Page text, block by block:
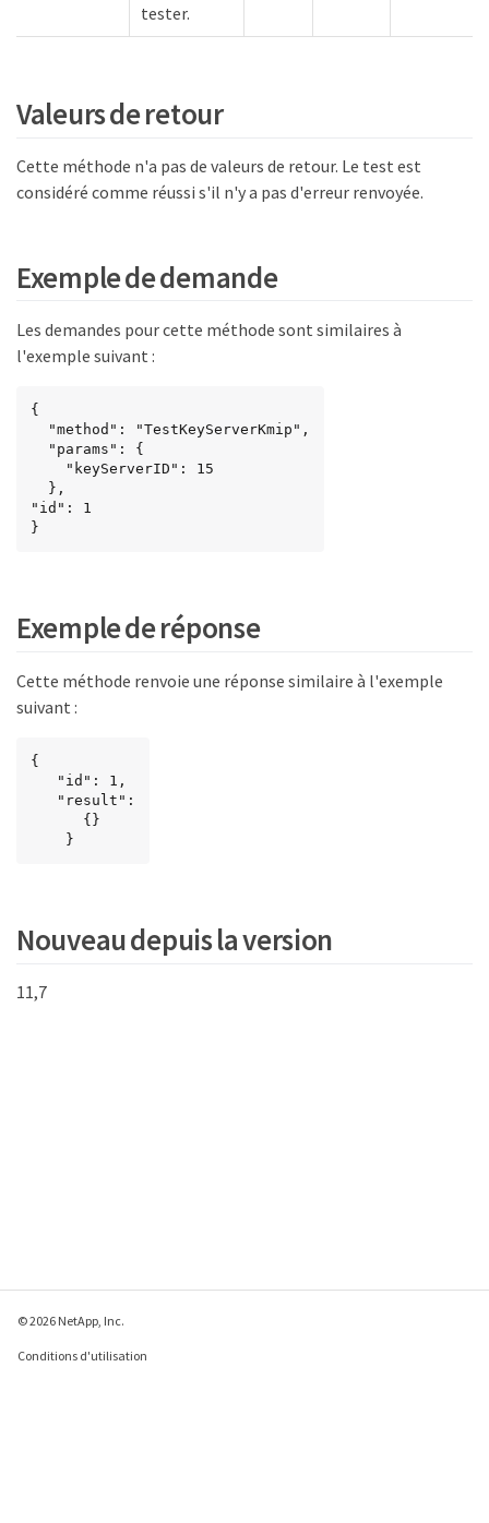
tester.
Valeurs de retour
Cette méthode n'a pas de valeurs de retour. Le test est
considéré comme réussi s'il n'y a pas d'erreur renvoyée.
Exemple de demande
Les demandes pour cette méthode sont similaires à
l'exemple suivant :
{
"id": 1
}
Exemple de réponse
Cette méthode renvoie une réponse similaire à l'exemple
suivant :
{
    }
Nouveau depuis la version
11,7
© 2026 NetApp, Inc.
Conditions d'utilisation